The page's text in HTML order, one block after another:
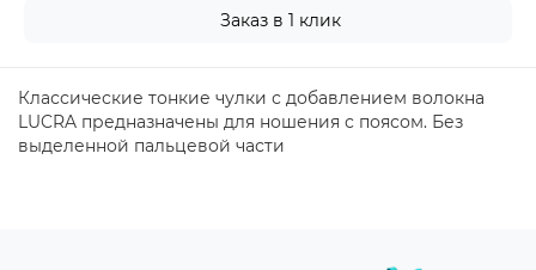
Заказ в 1 клик
Классические тонкие чулки с добавлением волокна
LUCRA предназначены для ношения с поясом. Без
выделенной пальцевой части